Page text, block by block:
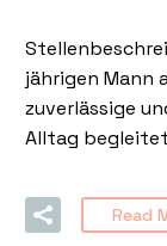
jährigen Mann
zuverlässige
Alltag
Read